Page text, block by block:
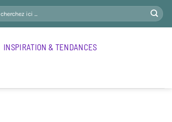
INSPIRATION & TENDANCES